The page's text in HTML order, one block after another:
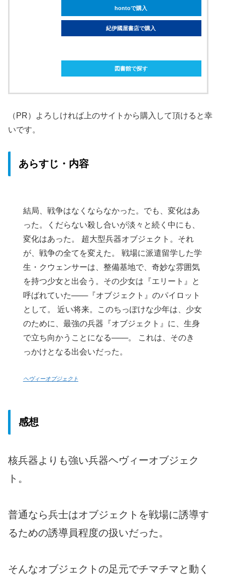
hontoで購入
紀伊國屋書店で購入
図書館で探す
（PR）よろしければ上のサイトから購入して頂けると幸
いです。
あらすじ・内容
結局、戦争はなくならなかった。でも、変化はあ
った。くだらない殺し合いが淡々と続く中にも、
変化はあった。 超大型兵器オブジェクト。それ
が、戦争の全てを変えた。 戦場に派遣留学した学
生・クウェンサーは、整備基地で、奇妙な雰囲気
を持つ少女と出会う。その少女は『エリート』と
呼ばれていた───『オブジェクト』のパイロット
として。 近い将来。このちっぽけな少年は、少女
のために、最強の兵器『オブジェクト』に、生身
で立ち向かうことになる───。 これは、そのき
っかけとなる出会いだった。
ヘヴィーオブジェクト
感想
核兵器よりも強い兵器ヘヴィーオブジェク
ト。
普通なら兵士はオブジェクトを戦場に誘導す
るための誘導員程度の扱いだった。
そんなオブジェクトの足元でチマチマと動く